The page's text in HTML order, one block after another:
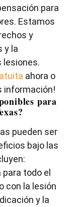
para
Estamos
y
y la
lesiones.
ahora o
información!
para
pueden ser
bajo las
todo el
con la lesión
y la